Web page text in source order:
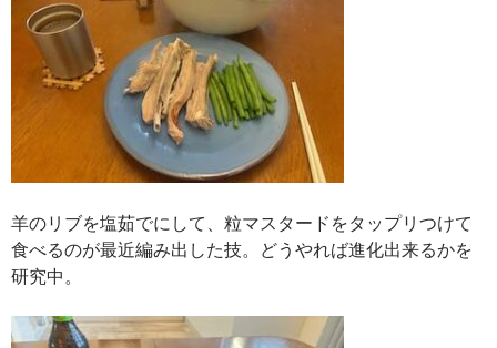
羊のリブを塩茹でにして、粒マスタードをタップリつけて
食べるのが最近編み出した技。どうやれば進化出来るかを
研究中。